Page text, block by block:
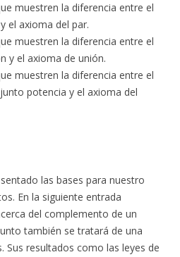
muestren la diferencia entre el
el axioma del par.
muestren la diferencia entre el
y el axioma de unión.
muestren la diferencia entre el
potencia y el axioma del
las bases para nuestro
En la siguiente entrada
del complemento de un
también se tratará de una
Sus resultados como las leyes de